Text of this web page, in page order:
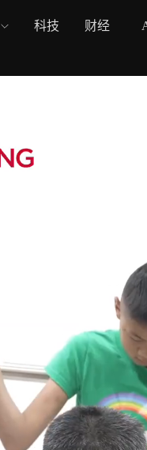
科技 财经